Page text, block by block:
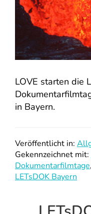
LOVE starten die
in Bayern.
Veröffentlicht in:
Gekennzeichnet mit:
Dokumentarfilmtage,
LETsDOK Bayern